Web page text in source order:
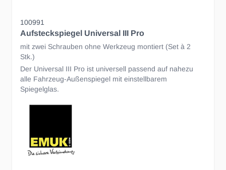
100991
Aufsteckspiegel Universal III Pro
mit zwei Schrauben ohne Werkzeug montiert (Set à 2
Stk.)
Der Universal III Pro ist universell passend auf nahezu
alle Fahrzeug-Außenspiegel mit einstellbarem
Spiegelglas.